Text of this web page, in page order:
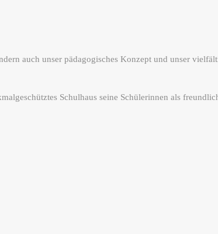
auch unser pädagogisches Konzept und unser
Schulhaus seine Schülerinnen als